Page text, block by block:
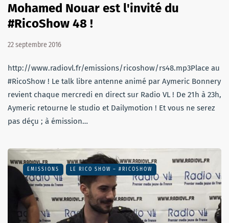
Mohamed Nouar est l'invité du
#RicoShow 48 !
22 septembre 2016
http://www.radiovl.fr/emissions/ricoshow/rs48.mp3Place au
#RicoShow ! Le talk libre antenne animé par Aymeric Bonnery
revient chaque mercredi en direct sur Radio VL ! De 21h à 23h,
Aymeric retourne le studio et Dailymotion ! Et vous ne serez
pas déçu ; à émission…
EMISSIONS LE RICO SHOW – #RICOSHOW